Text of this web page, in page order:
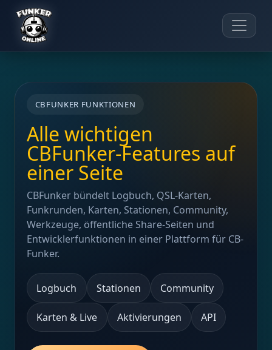
CBFUNKER FUNKTIONEN
Alle wichtigen
CBFunker-Features auf
einer Seite
CBFunker bündelt Logbuch, QSL-Karten,
Funkrunden, Karten, Stationen, Community,
Werkzeuge, öffentliche Share-Seiten und
Entwicklerfunktionen in einer Plattform für CB-
Funker.
Logbuch Stationen Community
Karten & Live Aktivierungen API